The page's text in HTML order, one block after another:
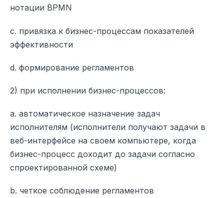
нотации BPMN
c. привязка к бизнес-процессам показателей
эффективности
d. формирование регламентов
2) при исполнении бизнес-процессов:
a. автоматическое назначение задач
исполнителям (исполнители получают задачи в
веб-интерфейсе на своем компьютере, когда
бизнес-процесс доходит до задачи согласно
спроектированной схеме)
b. четкое соблюдение регламентов